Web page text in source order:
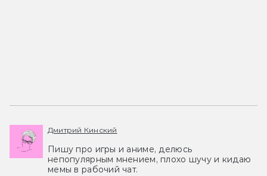
Дмитрий Кинский
Пишу про игры и аниме, делюсь
непопулярным мнением, плохо шучу и кидаю
мемы в рабочий чат.